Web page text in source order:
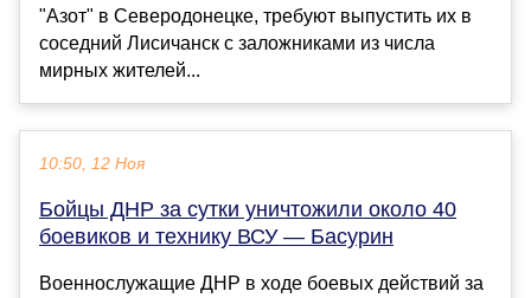
"Азот" в Северодонецке, требуют выпустить их в
соседний Лисичанск с заложниками из числа
мирных жителей...
10:50, 12 Ноя
Бойцы ДНР за сутки уничтожили около 40
боевиков и технику ВСУ — Басурин
Военнослужащие ДНР в ходе боевых действий за